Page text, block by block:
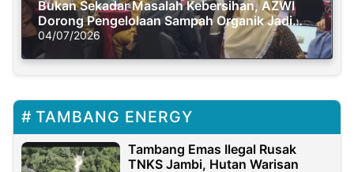
Bukan Sekadar Masalah Kebersihan, AZWI
Dorong Pengelolaan Sampah Organik Jadi
Solusi Krisis Iklim
04/07/2026
TAMBANG ENERGY
Tambang Emas Ilegal Rusak
TNKS Jambi, Hutan Warisan